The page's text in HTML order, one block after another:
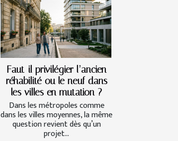
Faut-il privilégier l’ancien
réhabilité ou le neuf dans
les villes en mutation ?
Dans les métropoles comme
dans les villes moyennes, la même
question revient dès qu’un
projet...